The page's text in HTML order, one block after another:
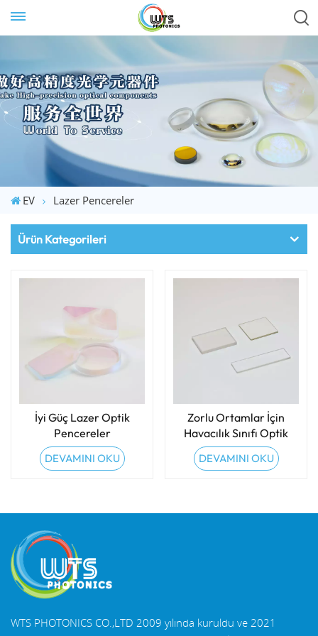
EV Lazer Pencereler
Ürün Kategorileri
İyi Güç Lazer Optik
Pencereler
DEVAMINI OKU
Zorlu Ortamlar İçin
Havacılık Sınıfı Optik
Pencereler
DEVAMINI OKU
WTS PHOTONICS CO.,LTD 2009 yılında kuruldu ve 2021